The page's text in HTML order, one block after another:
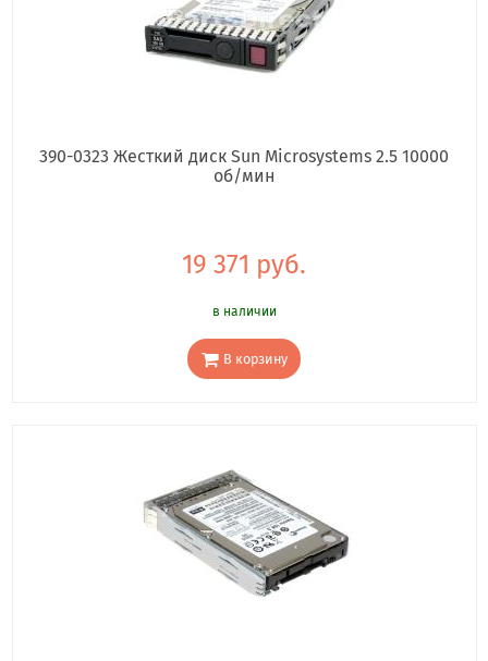
390-0323 Жесткий диск Sun Microsystems 2.5 10000
об/мин
19 371 руб.
в наличии
В корзину